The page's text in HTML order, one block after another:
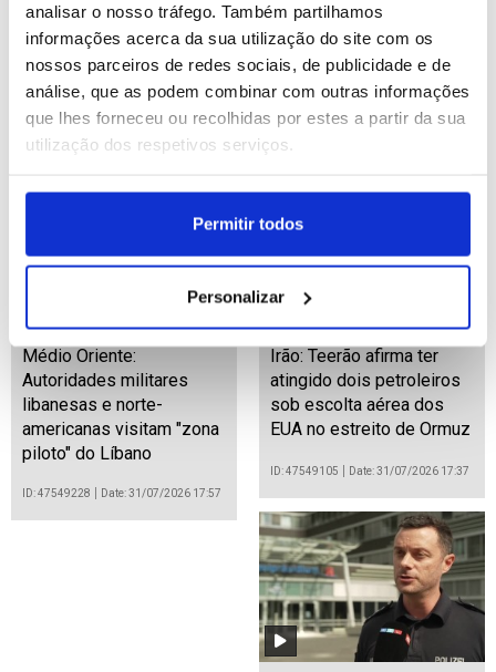
analisar o nosso tráfego. Também partilhamos
informações acerca da sua utilização do site com os
nossos parceiros de redes sociais, de publicidade e de
análise, que as podem combinar com outras informações
que lhes forneceu ou recolhidas por estes a partir da sua
utilização dos respetivos serviços.
Permitir todos
Personalizar
Migrações: Trump
classifica crise migratória
em Ceuta como "invasão"
ID: 47549578 Date: 31/07/2026 18:58
Papa Leão XIV recebeu
em audiência a cantora
Patti Smith, "sacerdotisa
do rock"
ID: 47549425
Médio Oriente:
Autoridades militares
libanesas e norte-
americanas visitam "zona
piloto" do Líbano
ID: 47549228 Date: 31/07/2026 17:57
Irão: Teerão afirma ter
atingido dois petroleiros
sob escolta aérea dos
EUA no estreito de Ormuz
ID: 47549105 Date: 31/07/2026 17:37